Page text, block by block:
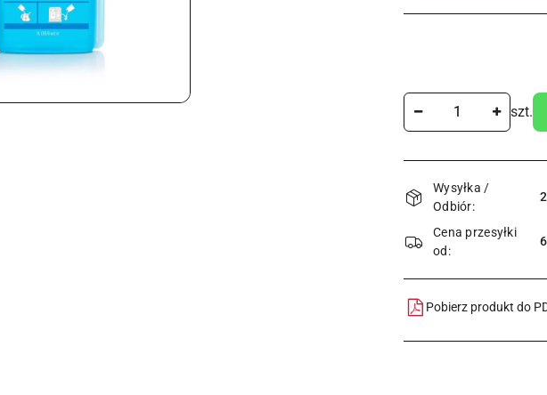
szt.
Dostępność
i
dostawa
Wysyłka /
Odbiór:
Cena przesyłki
od:
Pobierz produkt do